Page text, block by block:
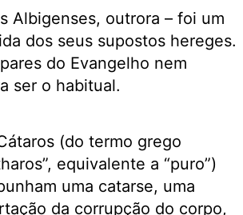
Albigenses, outrora – foi um
dos seus supostos hereges.
do Evangelho nem
ser o habitual.
(do termo grego
equivalente a “puro”)
uma catarse, uma
da corrupção do corpo,